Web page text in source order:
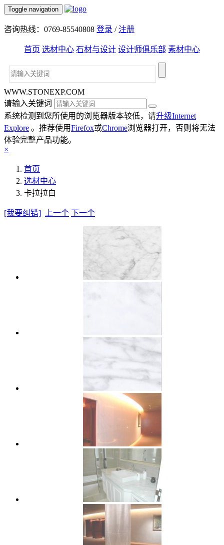
Toggle navigation
咨询热线：0769-85540808 登录 /注册
首页 选材中心 石材与设计 设计师俱乐部 素材中心
WWW.STONEXP.COM
请输入关键词
系统检测到您所使用的浏览器版本较低，请升级Internet
Explore 。推荐使用Firefox或Chrome浏览器打开，否则将无法
体验完整产品功能。
×
首页
选材中心
卡拉拉白
[我要纠错] 上一个 下一个